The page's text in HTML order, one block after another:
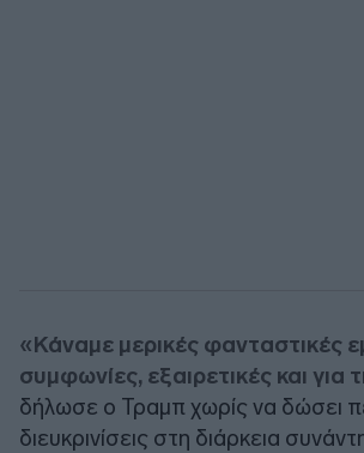
«Κάναμε μερικές φανταστικές
συμφωνίες, εξαιρετικές και για
δήλωσε ο Τραμπ χωρίς να δώσει
διευκρινίσεις στη διάρκεια